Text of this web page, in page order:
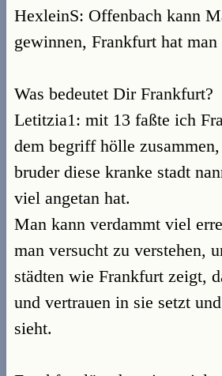
HexleinS: Offenbach kann
gewinnen, Frankfurt hat man
Was bedeutet Dir Frankfurt?
Letitzia1: mit 13 faßte ich
dem begriff hölle
bruder diese kranke stadt
viel angetan hat.
Man kann verdammt viel
man versucht zu verstehen,
städten wie Frankfurt zeigt,
und vertrauen in sie setzt
sieht.